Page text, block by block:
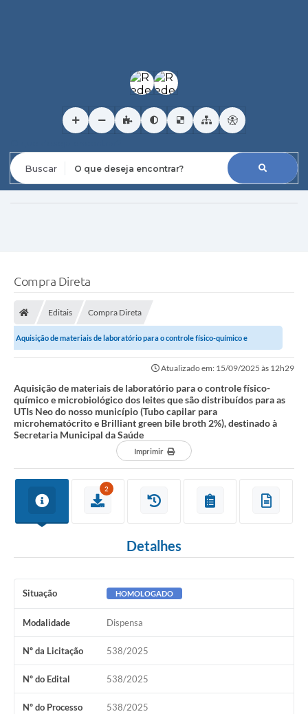
Compra Direta
Editais Compra Direta
Aquisição de materiais de laboratório para o controle físico-químico e
Atualizado em: 15/09/2025 às 12h29
Aquisição de materiais de laboratório para o controle físico-
químico e microbiológico dos leites que são distribuídos para as
UTIs Neo do nosso município (Tubo capilar para
microhematócrito e Brilliant green bile broth 2%), destinado à
Secretaria Municipal da Saúde
Imprimir
2
Detalhes
Situação HOMOLOGADO
Modalidade Dispensa
Nº da Licitação 538/2025
Nº do Edital 538/2025
Nº do Processo 538/2025